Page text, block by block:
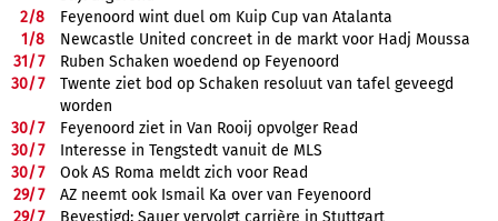
2/8
Feyenoord wint duel om Kuip Cup van Atalanta
1/8
Newcastle United concreet in de markt voor Hadj Moussa
31/7
Ruben Schaken woedend op Feyenoord
30/7
Twente ziet bod op Schaken resoluut van tafel geveegd
worden
30/7
Feyenoord ziet in Van Rooij opvolger Read
30/7
Interesse in Tengstedt vanuit de MLS
30/7
Ook AS Roma meldt zich voor Read
29/7
AZ neemt ook Ismail Ka over van Feyenoord
29/7 Bevestigd: Sauer vervolgt carrière in Stuttgart